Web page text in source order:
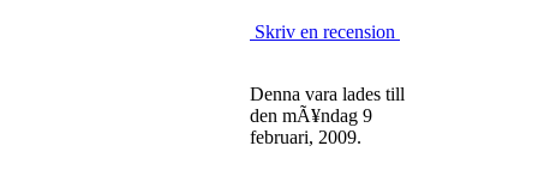
Skriv en recension
Denna vara lades till
den mÃ¥ndag 9
februari, 2009.